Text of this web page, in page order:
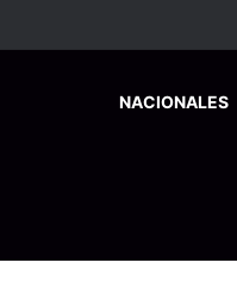
HOMENACIONALES